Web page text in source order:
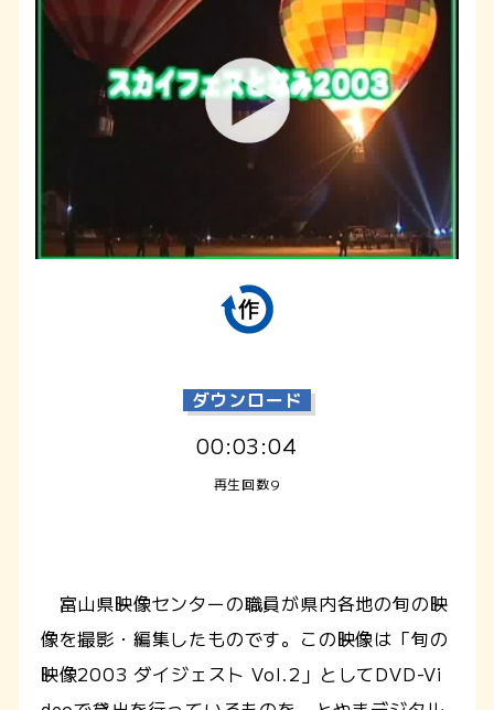
ダウンロード
00:03:04
再生回数9
富山県映像センターの職員が県内各地の旬の映
像を撮影・編集したものです。この映像は「旬の
映像2003 ダイジェスト Vol.2」としてDVD-Vi